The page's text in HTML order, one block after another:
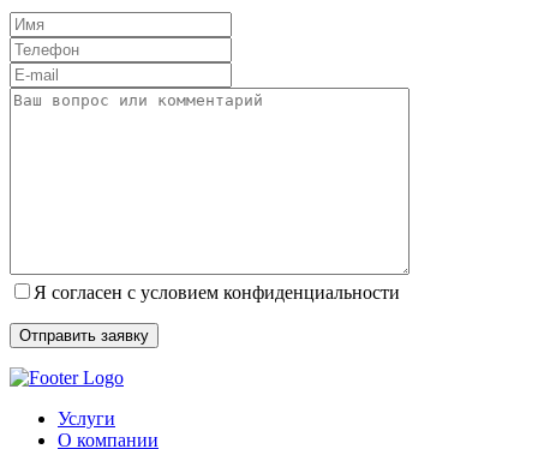
Я согласен с условием конфиденциальности
Услуги
О компании